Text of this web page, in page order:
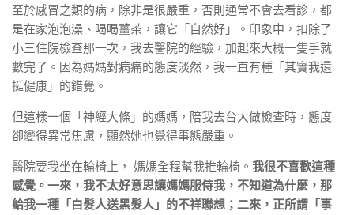
至於感冒之類的病，除非是很嚴重，否則通常不會去看診，都
是在家泡泡澡、喝喝薑茶，讓它「自然好」。印象中，扣除了
小三住院檢查那一次，我去醫院的經驗，加起來大概一隻手就
數完了。因為媽媽對病痛的態度淡然，我一直有種「其實我還
挺健康」的錯覺。
但這樣一個「神經大條」的媽媽，陪我去台大做檢查時，態度
卻變得異常焦慮，顯然她也覺得事態嚴重。
醫院要我坐在輪椅上， 媽媽全程幫我推輪椅。 我很不喜歡這種
感覺。一來，我不太好意思讓媽媽服侍我，不知道為什麼，那
給我一種「白髮人送黑髮人」的不祥聯想；二來，正所謂「事